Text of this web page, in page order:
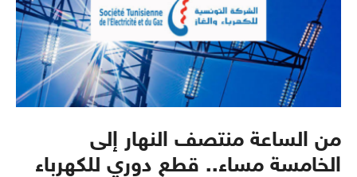
من الساعة منتصف النهار إلى
الخامسة مساء.. قطع دوري للكهرباء